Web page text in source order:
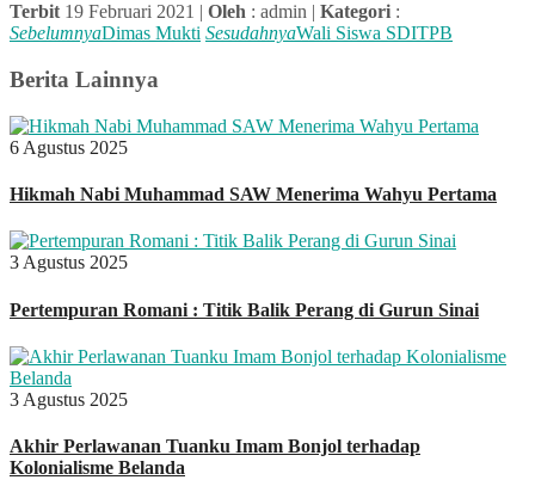
Terbit 19 Februari 2021 | Oleh : admin | Kategori :
SebelumnyaDimas Mukti SesudahnyaWali Siswa SDITPB
Berita Lainnya
6 Agustus 2025
Hikmah Nabi Muhammad SAW Menerima Wahyu Pertama
3 Agustus 2025
Pertempuran Romani : Titik Balik Perang di Gurun Sinai
3 Agustus 2025
Akhir Perlawanan Tuanku Imam Bonjol terhadap
Kolonialisme Belanda